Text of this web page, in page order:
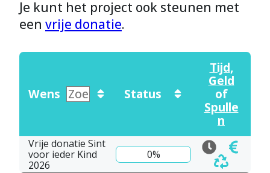
Je kunt het project ook steunen met
een vrije donatie.
Wens Status
Tijd,
Geld
of
Spulle
n
Vrije donatie Sint
voor ieder Kind
2026
0%